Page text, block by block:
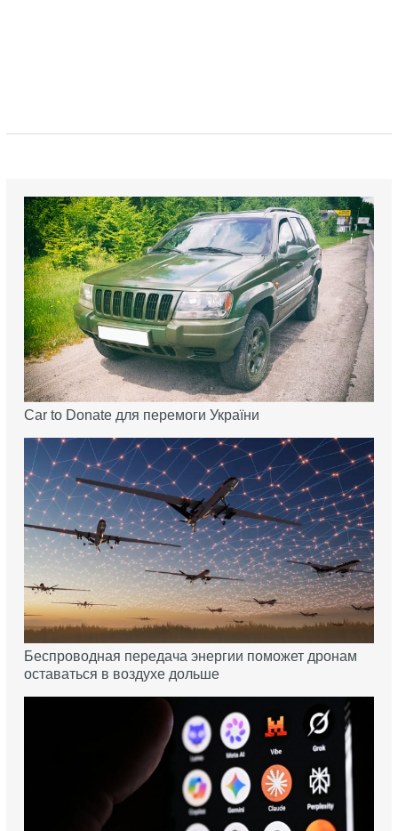
Car to Donate для перемоги України
Беспроводная передача энергии поможет дронам
оставаться в воздухе дольше